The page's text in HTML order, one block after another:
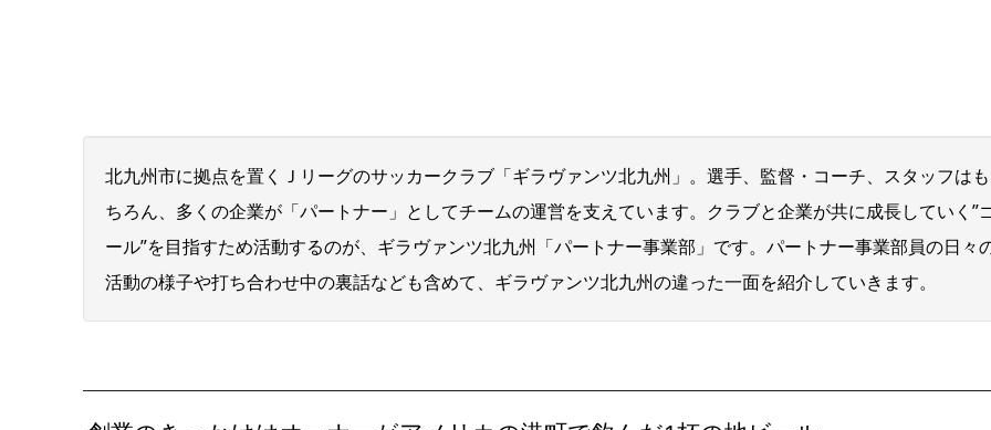
北九州市に拠点を置くＪリーグのサッカークラブ「ギラヴァンツ北九州」。選手、監督・コーチ、スタッフはも
ちろん、多くの企業が「パートナー」としてチームの運営を支えています。クラブと企業が共に成長していく”
ール”を目指すため活動するのが、ギラヴァンツ北九州「パートナー事業部」です。パートナー事業部員の日々
活動の様子や打ち合わせ中の裏話なども含めて、ギラヴァンツ北九州の違った一面を紹介していきます。